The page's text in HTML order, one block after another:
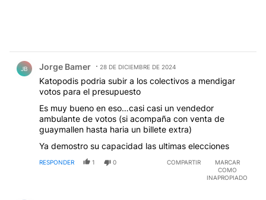
JB Jorge Bamer 28 DE DICIEMBRE DE 2024
Katopodis podria subir a los colectivos a mendigar
votos para el presupuesto
Es muy bueno en eso…casi casi un vendedor
ambulante de votos (si acompaña con venta de
guaymallen hasta haria un billete extra)
Ya demostro su capacidad las ultimas elecciones
RESPONDER 1 0 COMPARTIR
MARCAR
COMO
INAPROPIADO